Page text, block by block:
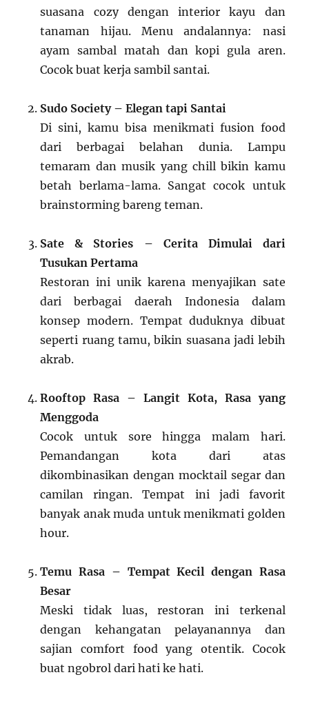
suasana cozy dengan interior kayu dan
tanaman hijau. Menu andalannya: nasi
ayam sambal matah dan kopi gula aren.
Cocok buat kerja sambil santai.
Sudo Society – Elegan tapi Santai
Di sini, kamu bisa menikmati fusion food
dari berbagai belahan dunia. Lampu
temaram dan musik yang chill bikin kamu
betah berlama-lama. Sangat cocok untuk
brainstorming bareng teman.
Sate & Stories – Cerita Dimulai dari
Tusukan Pertama
Restoran ini unik karena menyajikan sate
dari berbagai daerah Indonesia dalam
konsep modern. Tempat duduknya dibuat
seperti ruang tamu, bikin suasana jadi lebih
akrab.
Rooftop Rasa – Langit Kota, Rasa yang
Menggoda
Cocok untuk sore hingga malam hari.
Pemandangan kota dari atas
dikombinasikan dengan mocktail segar dan
camilan ringan. Tempat ini jadi favorit
banyak anak muda untuk menikmati golden
hour.
Temu Rasa – Tempat Kecil dengan Rasa
Besar
Meski tidak luas, restoran ini terkenal
dengan kehangatan pelayanannya dan
sajian comfort food yang otentik. Cocok
buat ngobrol dari hati ke hati.